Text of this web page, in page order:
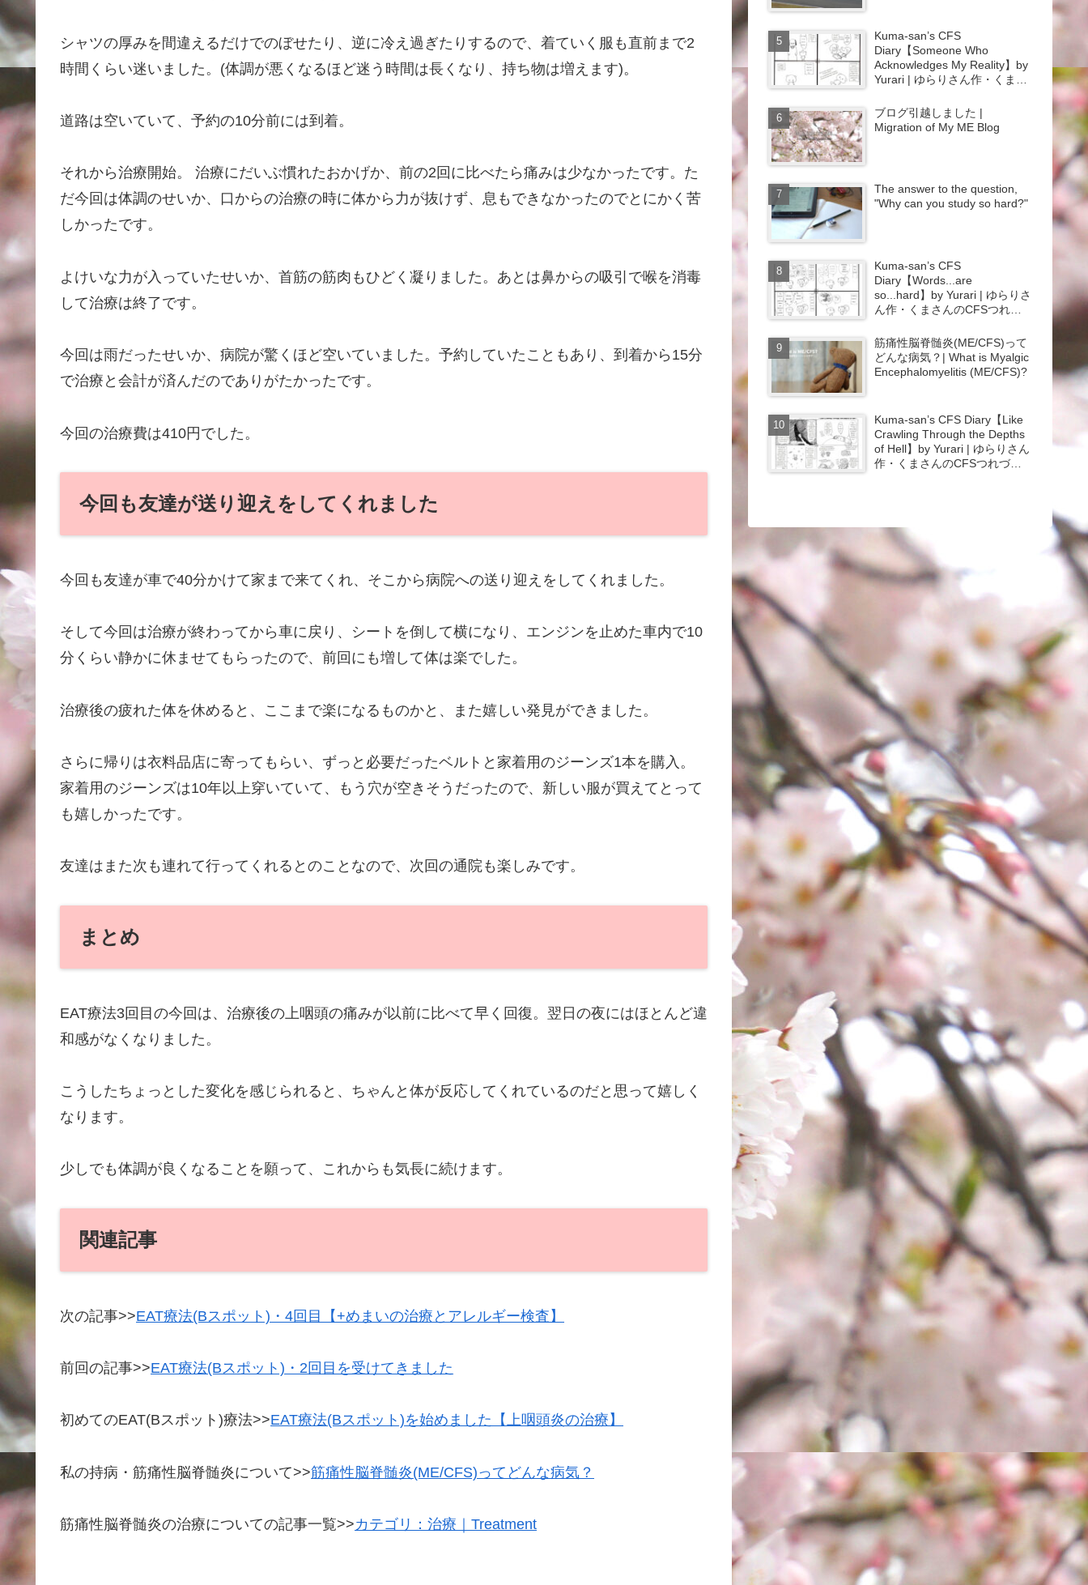
シャツの厚みを間違えるだけでのぼせたり、逆に冷え過ぎたりするので、着ていく服も直前まで2
時間くらい迷いました。(体調が悪くなるほど迷う時間は長くなり、持ち物は増えます)。
道路は空いていて、予約の10分前には到着。
それから治療開始。 治療にだいぶ慣れたおかげか、前の2回に比べたら痛みは少なかったです。た
だ今回は体調のせいか、口からの治療の時に体から力が抜けず、息もできなかったのでとにかく苦
しかったです。
よけいな力が入っていたせいか、首筋の筋肉もひどく凝りました。あとは鼻からの吸引で喉を消毒
して治療は終了です。
今回は雨だったせいか、病院が驚くほど空いていました。予約していたこともあり、到着から15分
で治療と会計が済んだのでありがたかったです。
今回の治療費は410円でした。
今回も友達が送り迎えをしてくれました
今回も友達が車で40分かけて家まで来てくれ、そこから病院への送り迎えをしてくれました。
そして今回は治療が終わってから車に戻り、シートを倒して横になり、エンジンを止めた車内で10
分くらい静かに休ませてもらったので、前回にも増して体は楽でした。
治療後の疲れた体を休めると、ここまで楽になるものかと、また嬉しい発見ができました。
さらに帰りは衣料品店に寄ってもらい、ずっと必要だったベルトと家着用のジーンズ1本を購入。
家着用のジーンズは10年以上穿いていて、もう穴が空きそうだったので、新しい服が買えてとって
も嬉しかったです。
友達はまた次も連れて行ってくれるとのことなので、次回の通院も楽しみです。
まとめ
EAT療法3回目の今回は、治療後の上咽頭の痛みが以前に比べて早く回復。翌日の夜にはほとんど違
和感がなくなりました。
こうしたちょっとした変化を感じられると、ちゃんと体が反応してくれているのだと思って嬉しく
なります。
少しでも体調が良くなることを願って、これからも気長に続けます。
関連記事
次の記事>>EAT療法(Bスポット)・4回目【+めまいの治療とアレルギー検査】
前回の記事>>EAT療法(Bスポット)・2回目を受けてきました
初めてのEAT(Bスポット)療法>>EAT療法(Bスポット)を始めました【上咽頭炎の治療】
私の持病・筋痛性脳脊髄炎について>>筋痛性脳脊髄炎(ME/CFS)ってどんな病気？
筋痛性脳脊髄炎の治療についての記事一覧>>カテゴリ：治療｜Treatment
Kuma-san’s CFS
Diary【Someone Who
Acknowledges My Reality】by
Yurari | ゆらりさん作・くまさ
合ってくれる人】{#44}
ブログ引越しました |
Migration of My ME Blog
The answer to the question,
"Why can you study so hard?"
Kuma-san’s CFS
Diary【Words...are
so...hard】by Yurari | ゆらりさ
ん作・くまさんのCFSつれづ
変･･･】{#43}
筋痛性脳脊髄炎(ME/CFS)って
どんな病気？| What is Myalgic
Encephalomyelitis (ME/CFS)?
Kuma-san’s CFS Diary【Like
Crawling Through the Depths
of Hell】by Yurari | ゆらりさん
作・くまさんのCFSつれづれ